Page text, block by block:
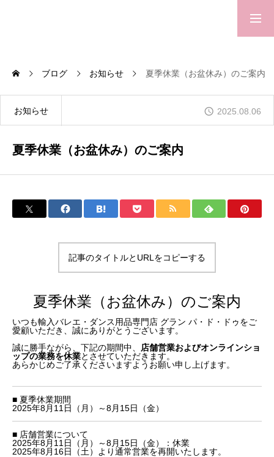
会社概要
グランパドドゥの歩み
取り扱いブランド
オンラインショップ
ブログ お知らせ 夏季休業（お盆休み）のご案内
お知らせ 2025.08.06
夏季休業（お盆休み）のご案内
記事のタイトルとURLをコピーする
夏季休業（お盆休み）のご案内
いつも輸入バレエ・ダンス用品専門店 グラン パ・ド・ドゥをご
愛顧いただき、誠にありがとうございます。
誠に勝手ながら、下記の期間中、
店舗営業およびオンラインショ
ップの業務を休業とさせていただきます。
あらかじめご了承くださいますようお願い申し上げます。
■ 夏季休業期間
2025年8月11日（月）～8月15日（金）
■ 店舗営業について
2025年8月11日（月）～8月15日（金）：休業
2025年8月16日（土）より通常営業を再開いたします。